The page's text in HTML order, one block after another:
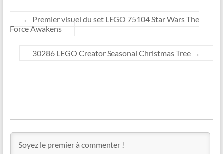
←
Premier visuel du set LEGO 75104 Star Wars The
Force Awakens
30286 LEGO Creator Seasonal Christmas Tree →